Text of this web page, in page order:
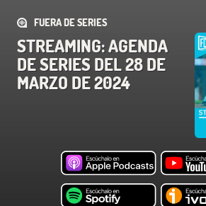
FUERA DE SERIES
STREAMING: AGENDA
DE SERIES DEL 28 DE
MARZO DE 2024